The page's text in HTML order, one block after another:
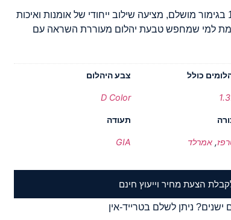
הטבעת, עשויה זהב לבן 18K בגימור מושלם, מציעה שילוב ייחודי של אומנות ואיכות
למי שמחפש טבעת יהלום מעוררת השראה עם
כולל צבע היהלום
D Color
, אמרלד
תעודה
GIA
הצעת מחיר וייעוץ חינם
ניתן לשלם בטרייד-אין